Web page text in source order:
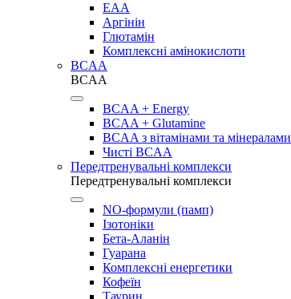
EAA
Аргінін
Глютамін
Комплексні амінокислоти
BCAA
BCAA
BCAA + Energy
BCAA + Glutamine
BCAA з вітамінами та мінералами
Чисті BCAA
Передтренувальні комплекси
Передтренувальні комплекси
NO-формули (памп)
Ізотоніки
Бета-Аланін
Гуарана
Комплексні енергетики
Кофеїн
Таурин